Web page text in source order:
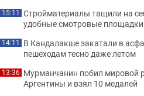
15:11 Стройматериалы тащили на
удобные смотровые площадки
14:11 В Кандалакше закатали в
пешеходам тесно даже летом
13:36 Мурманчанин побил мировой
Аргентины и взял 10 медалей